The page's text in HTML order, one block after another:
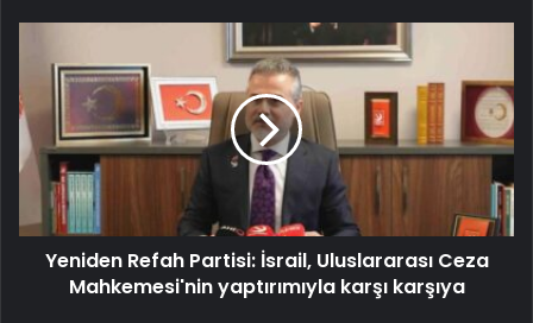
Yeniden Refah Partisi: İsrail, Uluslararası Ceza
Mahkemesi'nin yaptırımıyla karşı karşıya